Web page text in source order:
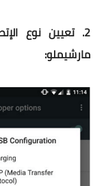
مارشيملو: